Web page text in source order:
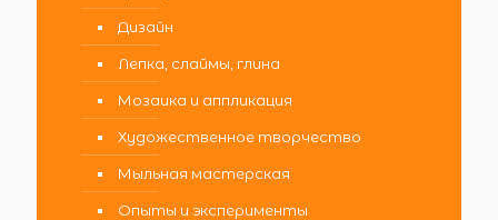
Дизайн
Лепка, слаймы, глина
Мозаика и аппликация
Художественное творчество
Мыльная мастерская
Опыты и эксперименты